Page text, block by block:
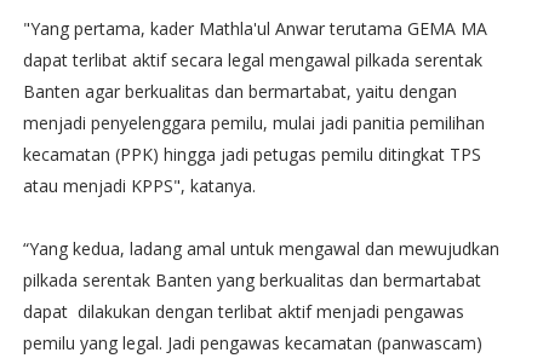
"Yang pertama, kader Mathla'ul Anwar terutama GEMA MA
dapat terlibat aktif secara legal mengawal pilkada serentak
Banten agar berkualitas dan bermartabat, yaitu dengan
menjadi penyelenggara pemilu, mulai jadi panitia pemilihan
kecamatan (PPK) hingga jadi petugas pemilu ditingkat TPS
atau menjadi KPPS", katanya.
“Yang kedua, ladang amal untuk mengawal dan mewujudkan
pilkada serentak Banten yang berkualitas dan bermartabat
dapat dilakukan dengan terlibat aktif menjadi pengawas
pemilu yang legal. Jadi pengawas kecamatan (panwascam)